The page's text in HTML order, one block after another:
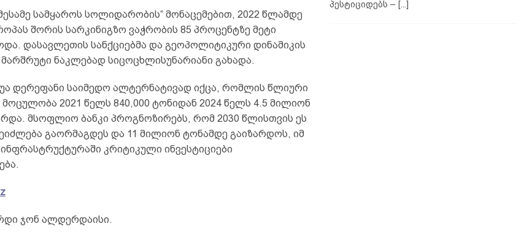
სამყაროს სოლიდარობის“ მონაცემებით, 2022 წლამდე
შორის სარკინიგზო ვაჭრობის 85 პროცენტზე მეტი
დასავლეთის სანქციებმა და გეოპოლიტიკური დინამიკის
ნაკლებად სიცოცხლისუნარიანი გახადა.
დერეფანი საიმედო ალტერნატივად იქცა, რომლის წლიური
2021 წელს 840,000 ტონიდან 2024 წელს 4.5 მილიონ
მსოფლიო ბანკი პროგნოზირებს, რომ 2030 წლისთვის ეს
გაორმაგდეს და 11 მილიონ ტონამდე გაიზარდოს, იმ
კრიტიკული ინვესტიციები
ჯონ ალდერდაისი.
პესტიციდებს – [...]